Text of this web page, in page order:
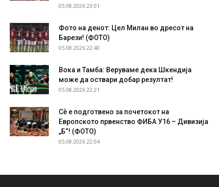
05.08.2026 23:01
Фото на денот: Цел Милан во дресот на
Барези! (ФОТО)
05.08.2026 22:40
Вока и Тамба: Веруваме дека Шкендија
може да оствари добар резултат!
05.08.2026 22:21
Сѐ е подготвено за почетокот на
Европското првенство ФИБА У16 – Дивизија
„Б“! (ФОТО)
05.08.2026 22:04